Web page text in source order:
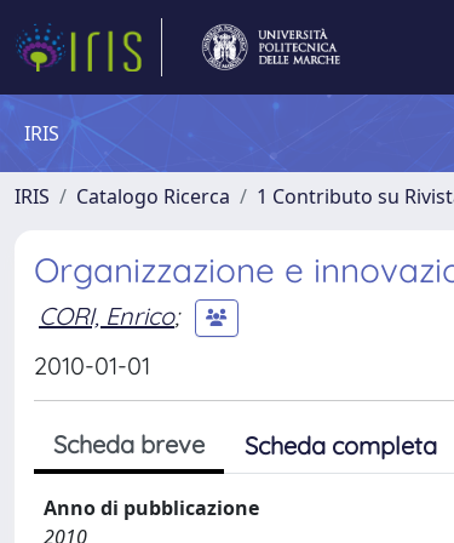
IRIS
IRIS Catalogo Ricerca 1 Contributo su
Organizzazione e
CORI, Enrico;
2010-01-01
Scheda breve Scheda completa
Anno di pubblicazione
2010